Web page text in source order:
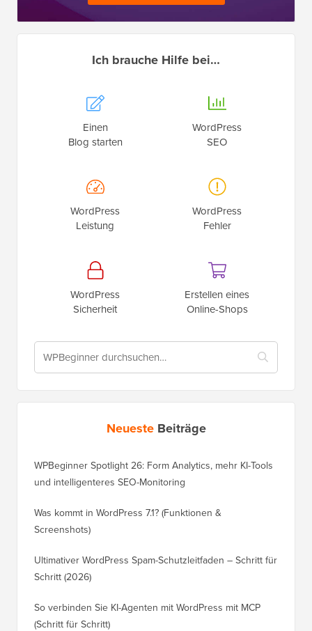
Ich brauche Hilfe bei…
Einen
Blog starten
WordPress
SEO
WordPress
Leistung
WordPress
Fehler
WordPress
Sicherheit
Erstellen eines
Online-Shops
Neueste Beiträge
WPBeginner Spotlight 26: Form Analytics, mehr KI-Tools
und intelligenteres SEO-Monitoring
Was kommt in WordPress 7.1? (Funktionen &
Screenshots)
Ultimativer WordPress Spam-Schutzleitfaden – Schritt für
Schritt (2026)
So verbinden Sie KI-Agenten mit WordPress mit MCP
(Schritt für Schritt)